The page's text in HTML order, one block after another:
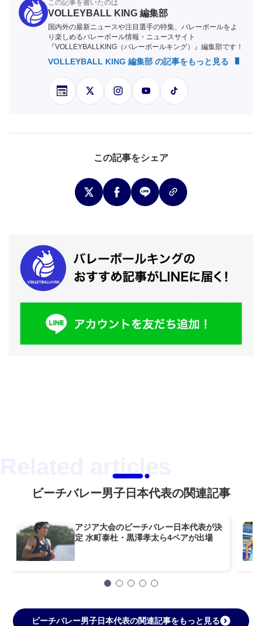
この記事を書いたのは
VOLLEYBALL KING 編集部
国内外の最新ニュースや注目選手の特集、バレーボールをよ
り楽しめるバレーボール情報・ニュースサイト
『VOLLEYBALLKING（バレーボールキング）』編集部です！
VOLLEYBALL KING 編集部 の記事をもっと見る
この記事をシェア
ビーチバレー男子日本代表の関連記事
アジア大会のビーチバレー日本代表が決
定 水町泰杜・黒澤孝太ら4ペアが出場
ビーチバレー男子日本代表の関連記事をもっと見る